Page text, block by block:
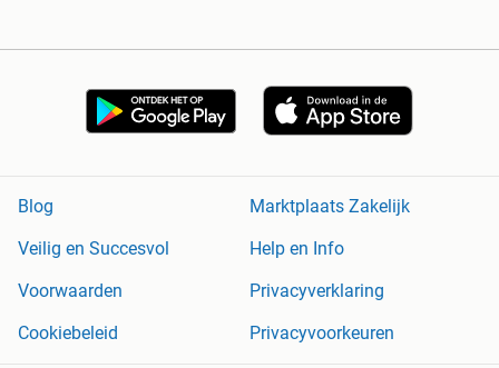
Blog
Marktplaats Zakelijk
Veilig en Succesvol
Help en Info
Voorwaarden
Privacyverklaring
Cookiebeleid
Privacyvoorkeuren